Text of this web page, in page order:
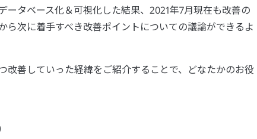
タベース化＆可視化した結果、2021年7月現在も改善の
次に着手すべき改善ポイントについての議論ができるよ
善していった経緯をご紹介することで、どなたかのお役